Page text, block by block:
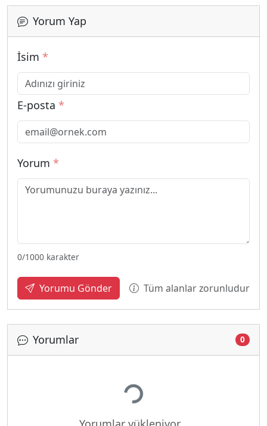
Yorum Yap
İsim *
E-posta *
Yorum *
0/1000 karakter
Yorumu Gönder Tüm alanlar zorunludur
Yorumlar 0
Yükleniyor...